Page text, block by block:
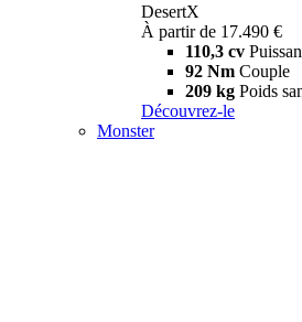
DesertX
À partir de 17.490 €
110,3 cv
92 Nm Couple
209 kg Poids
Découvrez-le
Monster